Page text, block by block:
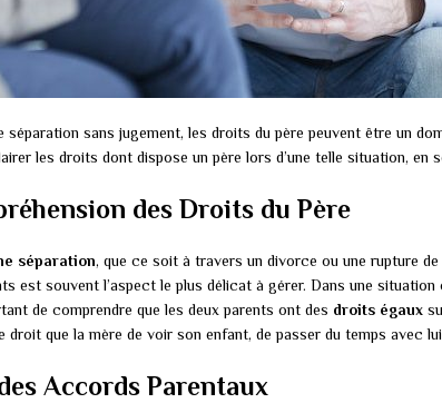
séparation sans jugement, les droits du père peuvent être un
les droits dont dispose un père lors d’une telle situation, en
des Droits du Père
séparation, que ce soit à travers un divorce ou une rupture
est souvent l’aspect le plus délicat à gérer. Dans une situation
de comprendre que les deux parents ont des droits égaux
droit que la mère de voir son enfant, de passer du temps avec
Accords Parentaux